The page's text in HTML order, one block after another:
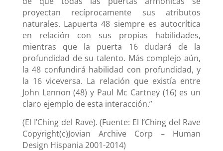
proyectan recíprocamente sus atributos
naturales. Lapuerta 48 siempre es autocrítica
en relación con sus propias habilidades,
mientras que la puerta 16dudará de la
profundidad de su talento. Más complejo aún,
la 48 confundirá habilidad con profundidad, y
la 16 viceversa. La relación que existía entre
John Lennon (48) y Paul Mc Cartney (16) es un
claro ejemplo de esta interacción.”
(El I’Ching del Rave). (Fuente: El I’Ching del Rave
Copyright(c)Jovian Archive Corp – Human
Design Hispania 2001-2014)